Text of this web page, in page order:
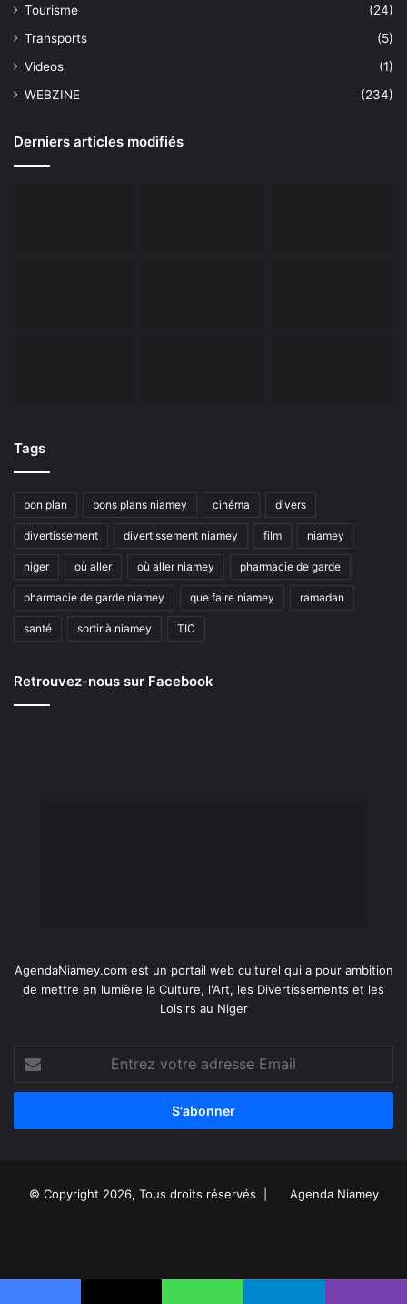
Tourisme
(24)
Transports
(5)
Videos
(1)
WEBZINE
(234)
Derniers articles modifiés
Tags
bon plan bons plans niamey cinéma divers
divertissement divertissement niamey film niamey
niger où aller où aller niamey pharmacie de garde
pharmacie de garde niamey que faire niamey ramadan
santé sortir à niamey TIC
Retrouvez-nous sur Facebook
AgendaNiamey.com est un portail web culturel qui a pour ambition
de mettre en lumière la Culture, l'Art, les Divertissements et les
Loisirs au Niger
votre
adresse
© Copyright 2026, Tous droits réservés | Agenda Niamey